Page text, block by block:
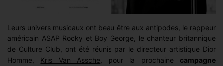
Leurs univers musicaux ont beau être aux antipodes, le rappeur
américain ASAP Rocky et Boy George, le chanteur britannique
de Culture Club, ont été réunis par le directeur artistique Dior
Homme, Kris Van Assche, pour la prochaine campagne